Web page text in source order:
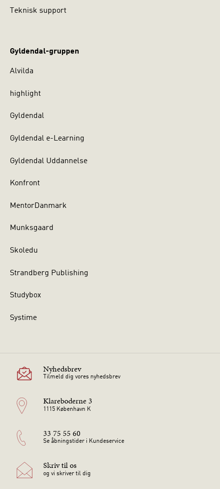
Teknisk support
Gyldendal-gruppen
Alvilda
highlight
Gyldendal
Gyldendal e-Learning
Gyldendal Uddannelse
Konfront
MentorDanmark
Munksgaard
Skoledu
Strandberg Publishing
Studybox
Systime
Nyhedsbrev
Tilmeld dig vores nyhedsbrev
Klareboderne 3
1115 København K
33 75 55 60
Se åbningstider i Kundeservice
Skriv til os
og vi skriver til dig